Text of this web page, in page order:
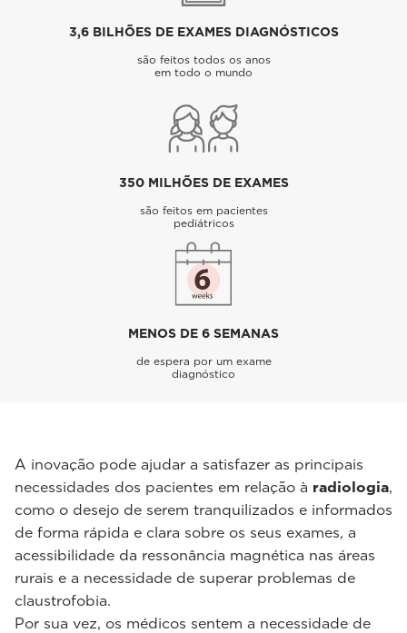
3,6 BILHÕES DE EXAMES DIAGNÓSTICOS
são feitos todos os anos
em todo o mundo
350 MILHÕES DE EXAMES
são feitos em pacientes
pediátricos
MENOS DE 6 SEMANAS
de espera por um exame
diagnóstico
A inovação pode ajudar a satisfazer as principais
necessidades dos pacientes em relação à radiologia,
como o desejo de serem tranquilizados e informados
de forma rápida e clara sobre os seus exames, a
acessibilidade da ressonância magnética nas áreas
rurais e a necessidade de superar problemas de
claustrofobia.
Por sua vez, os médicos sentem a necessidade de